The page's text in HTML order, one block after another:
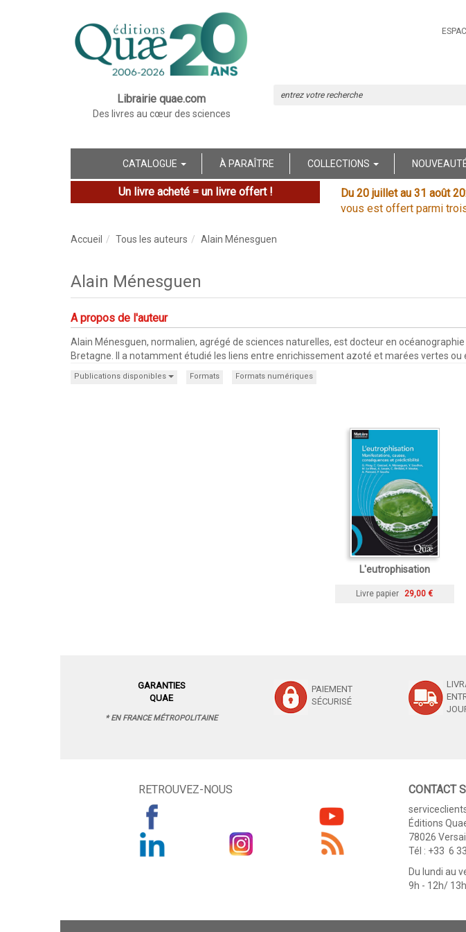
Librairie quae.com
Des livres au cœur des sciences
CATALOGUE À PARAÎTRE COLLECTIONS
Un livre acheté = un livre offert ! Du 20 juillet au 31 août
vous est offert parmi
Accueil Tous les auteurs Alain Ménesguen
Alain Ménesguen
A propos de l'auteur
Alain Ménesguen, normalien, agrégé de sciences naturelles, est docteur en
Bretagne. Il a notamment étudié les liens entre enrichissement azoté et marées vertes ou
Publications disponibles Formats Formats numériques
L'eutrophisation
Livre papier 29,00 €
GARANTIES
QUAE
* EN FRANCE MÉTROPOLITAINE
PAIEMENT
SÉCURISÉ
RETROUVEZ-NOUS CONTACT
Éditions
78026
Tél : +33 6
Du lundi au
9h - 12h/